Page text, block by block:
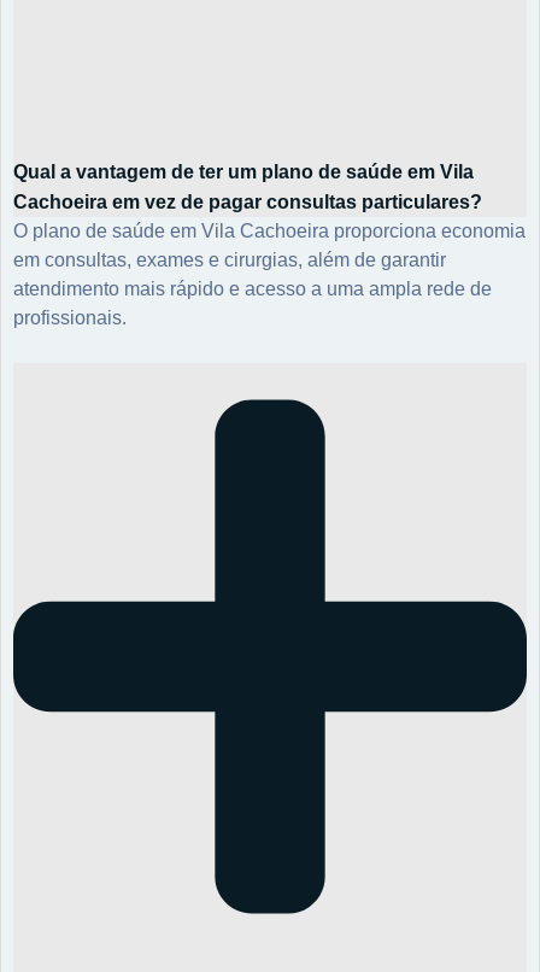
Qual a vantagem de ter um plano de saúde em Vila
Cachoeira em vez de pagar consultas particulares?
O plano de saúde em Vila Cachoeira proporciona economia
em consultas, exames e cirurgias, além de garantir
atendimento mais rápido e acesso a uma ampla rede de
profissionais.